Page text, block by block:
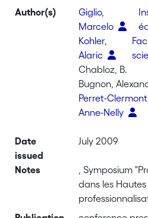
Author(s)
Giglio,
Marcelo
Kohler,
Alaric
Chabloz, B.
Bugnon,
Perret-
Anne-Nelly
Date
issued
July 2009
Notes
, Symposium
dans les
(Chair: B.